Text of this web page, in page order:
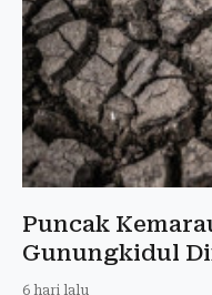
Puncak
Gunungkidul
6 hari lalu